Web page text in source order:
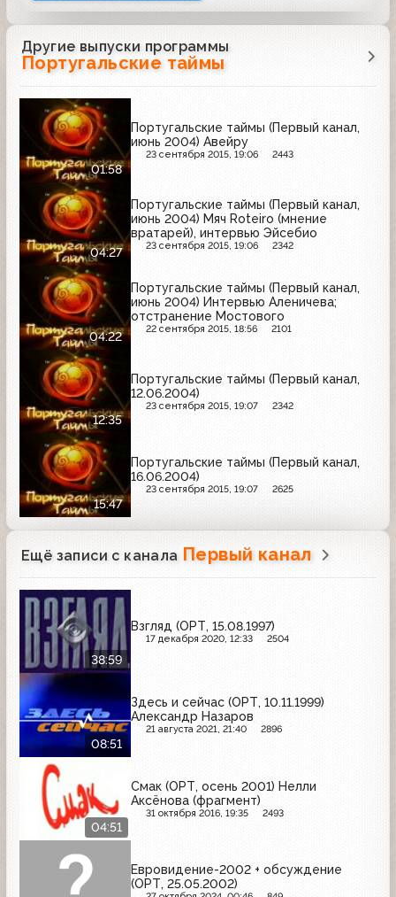
Другие выпуски программы
Португальские таймы
01:58
Португальские таймы (Первый канал,
июнь 2004) Авейру
23 сентября 2015, 19:06 2443
04:27
Португальские таймы (Первый канал,
июнь 2004) Мяч Roteiro (мнение
вратарей), интервью Эйсебио
23 сентября 2015, 19:06 2342
04:22
Португальские таймы (Первый канал,
июнь 2004) Интервью Аленичева;
отстранение Мостового
22 сентября 2015, 18:56 2101
12:35
Португальские таймы (Первый канал,
12.06.2004)
23 сентября 2015, 19:07 2342
15:47
Португальские таймы (Первый канал,
16.06.2004)
23 сентября 2015, 19:07 2625
Ещё записи с канала Первый канал
38:59
Взгляд (ОРТ, 15.08.1997)
17 декабря 2020, 12:33 2504
08:51
Здесь и сейчас (ОРТ, 10.11.1999)
Александр Назаров
21 августа 2021, 21:40 2896
04:51
Смак (ОРТ, осень 2001) Нелли
Аксёнова (фрагмент)
31 октября 2016, 19:35 2493
Евровидение-2002 + обсуждение
(ОРТ, 25.05.2002)